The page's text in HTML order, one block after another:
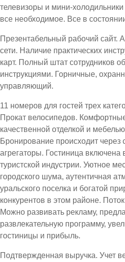
телевизоры и мини-
все необходимое. Все в
Презентабельный рабочий сайт.
сети. Наличие практических
карт. Полный штат сотрудников
инструкциями. Горничные,
управляющий.
11 номеров для гостей трех
Прокат велосипедов.
качественной отделкой и
Бронирование происходит через
агрегаторы. Гостиница включена
туристской индустрии. Уютное
городского шума, аутентичная
уральского поселка и богатой
конкурентов в этом районе.
Можно развивать рекламу,
развлекательную программу,
гостиницы и прибыль.
Подтвержденная выручка. Учет